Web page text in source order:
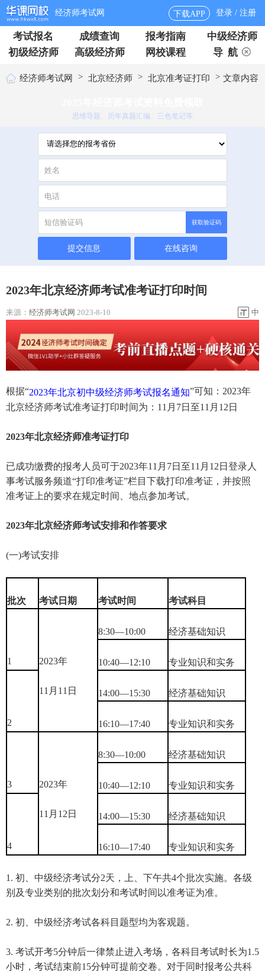
经济师考试网 下载APP 登录 / 注册
考试报名 成绩查询 报考指南
中级经济师
初级经济师
高级经济师 网校课程 导 航
经济师考试网 > 北京经济师 > 北京准考证打印 > 文章内容
思维导题、历年真题汇编、三色笔记等
获取验证码
提交信息 在线咨询
2023年北京经济师考试准考证打印时间
来源： 经济师考试网 2023-8-10 中
根据“2023年北京初中级经济师考试报名通知”可知：2023年
北京经济师考试准考证打印时间为：11月7日至11月12日
2023年北京经济师准考证打印
已成功缴费的报考人员可于2023年11月7日至11月12日登录人
事考试服务频道“打印准考证”栏目下载打印准考证，并按照
准考证上的要求在规定时间、地点参加考试。
2023年北京经济师考试安排和作答要求
(一)考试安排
批次 考试日期 考试时间 考试科目
1 2023年
11月11日
8:30—10:00 经济基础知识
10:40—12:10 专业知识和实务
2
14:00—15:30 经济基础知识
16:10—17:40 专业知识和实务
3 2023年
11月12日
8:30—10:00 经济基础知识
10:40—12:10 专业知识和实务
4
14:00—15:30 经济基础知识
16:10—17:40 专业知识和实务
1. 初、中级经济考试分2天，上、下午共4个批次实施。各级
别及专业类别的批次划分和考试时间以准考证为准。
2. 初、中级经济考试各科目题型均为客观题。
3. 考试开考5分钟后一律禁止进入考场，各科目考试时长为1.5
小时，考试结束前15分钟可提前交卷。对于同时报考公共科